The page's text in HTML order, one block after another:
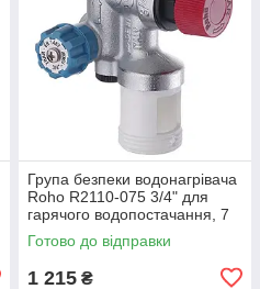
Група безпеки водонагрівача
Roho R2110-075 3/4" для
гарячого водопостачання, 7
бар (RO0163)
Готово до відправки
1 215 ₴